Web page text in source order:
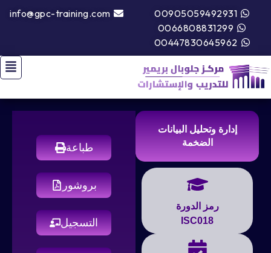
00905059492931
0066808831299
00447830645962
info@gpc-training.com
إدارة وتحليل البيانات
الضخمة
رمز الدورة
ISC018
طباعة
بروشور
التسجيل